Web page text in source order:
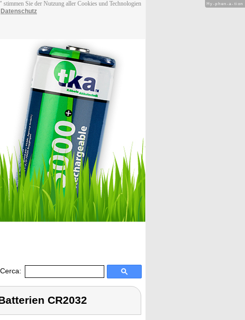
Sie der Nutzung aller Cookies und Technologien
Datenschutz
CR2032
Hy-phen-a-tion